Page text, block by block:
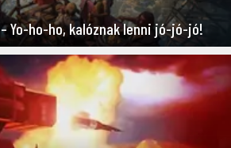
Yo-ho-ho, kalóznak lenni jó-jó-jó!